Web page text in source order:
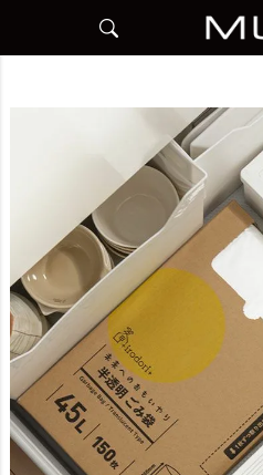
ごみ袋